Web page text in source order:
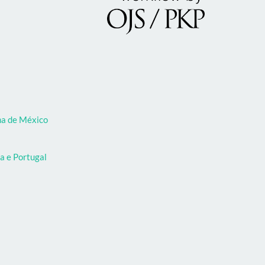
de México
e Portugal